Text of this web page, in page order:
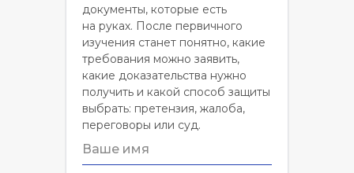
документы, которые есть
на руках. После первичного
изучения станет понятно, какие
требования можно заявить,
какие доказательства нужно
получить и какой способ защиты
выбрать: претензия, жалоба,
переговоры или суд.